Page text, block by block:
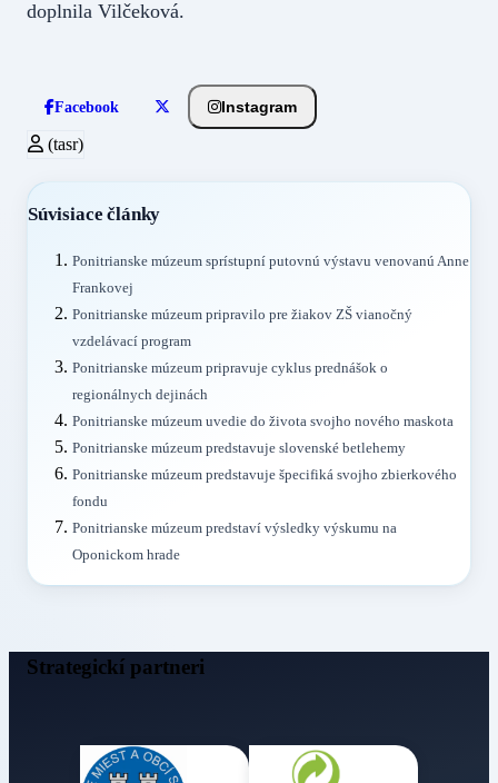
doplnila Vilčeková.
Facebook Instagram
(tasr)
Súvisiace články
Ponitrianske múzeum sprístupní putovnú výstavu venovanú Anne
Frankovej
Ponitrianske múzeum pripravilo pre žiakov ZŠ vianočný
vzdelávací program
Ponitrianske múzeum pripravuje cyklus prednášok o
regionálnych dejinách
Ponitrianske múzeum uvedie do života svojho nového maskota
Ponitrianske múzeum predstavuje slovenské betlehemy
Ponitrianske múzeum predstavuje špecifiká svojho zbierkového
fondu
Ponitrianske múzeum predstaví výsledky výskumu na
Oponickom hrade
Strategickí partneri